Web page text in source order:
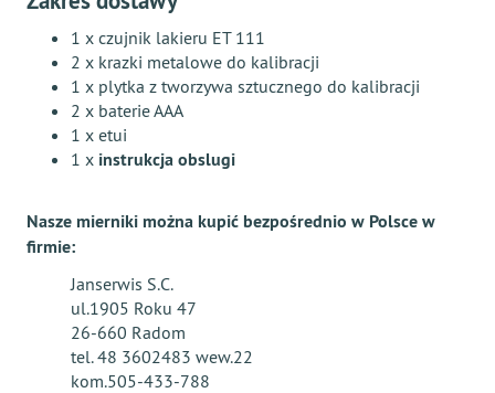
1 x czujnik lakieru ET 111
2 x krazki metalowe do kalibracji
1 x plytka z tworzywa sztucznego do kalibracji
2 x baterie AAA
1 x etui
1 x instrukcja obslugi
Nasze mierniki można kupić bezpośrednio w Polsce w
firmie:
Janserwis S.C.
ul.1905 Roku 47
26-660 Radom
tel. 48 3602483 wew.22
kom.505-433-788